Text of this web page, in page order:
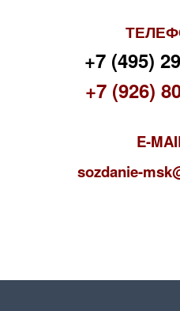
+7 (495)
+7 (926)
E-
sozdanie-